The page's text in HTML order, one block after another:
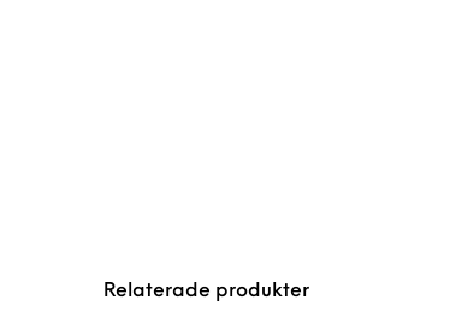
Relaterade produkter